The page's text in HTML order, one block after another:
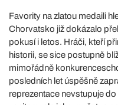
Favority na zlatou medaili
Chorvatsko již dokázalo
pokusí i letos. Hráči, kteří
historii, se sice postupně
mimořádně
posledních let úspěšně
reprezentace nevstupuje